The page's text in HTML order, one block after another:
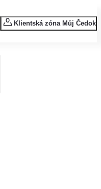
Klientská zóna Můj Čedok